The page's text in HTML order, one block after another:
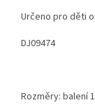
Určeno pro děti
DJ09474
Rozměry: balení